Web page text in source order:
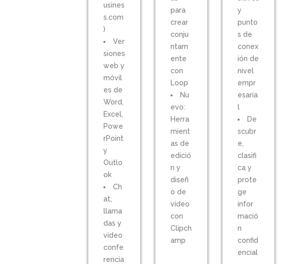
usines
s.com
)
Ver
siones
web y
móvil
es de
Word,
Excel,
Powe
rPoint
y
Outlo
ok
Ch
at,
llama
das y
video
confe
rencia
para
crear
conju
ntam
ente
con
Loop
Nu
evo:
Herra
mient
as de
edició
n y
diseñ
o de
vídeo
con
Clipch
amp
y
punto
s de
conex
ión de
nivel
empr
esaria
l
De
scubr
e,
clasifi
ca y
prote
ge
infor
mació
n
confid
encial